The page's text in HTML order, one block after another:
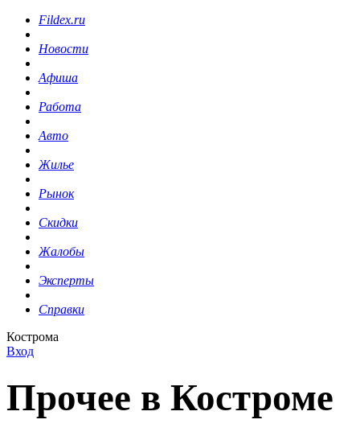
Fildex.ru
Новости
Афиша
Работа
Авто
Жилье
Рынок
Скидки
Жалобы
Эксперты
Справки
Кострома
Вход
Прочее в Костроме